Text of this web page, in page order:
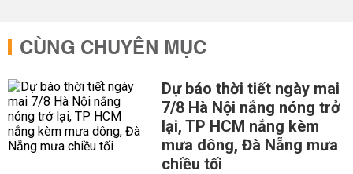
CÙNG CHUYÊN MỤC
Dự báo thời tiết ngày mai
7/8 Hà Nội nắng nóng trở
lại, TP HCM nắng kèm
mưa dông, Đà Nẵng mưa
chiều tối